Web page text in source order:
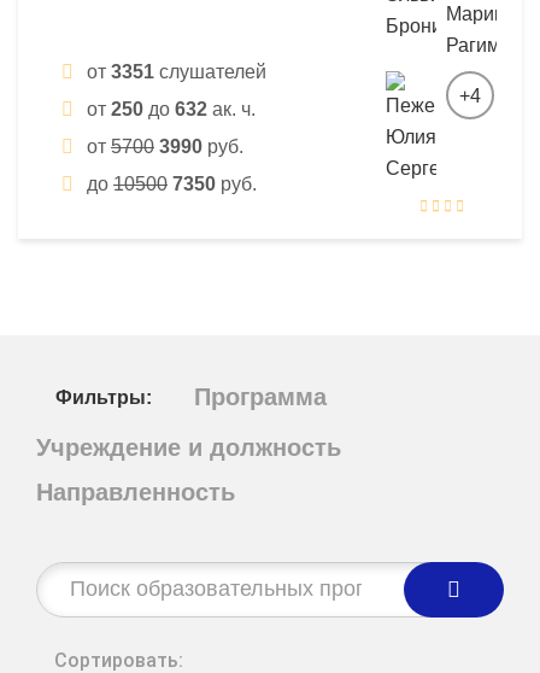
от 3351 слушателей
от 250 до 632 ак. ч.
от 5700 3990 руб.
до 10500 7350 руб.
+4
Фильтры:
Программа
Учреждение и должность
Направленность
Строка
поиска:
Сортировать: